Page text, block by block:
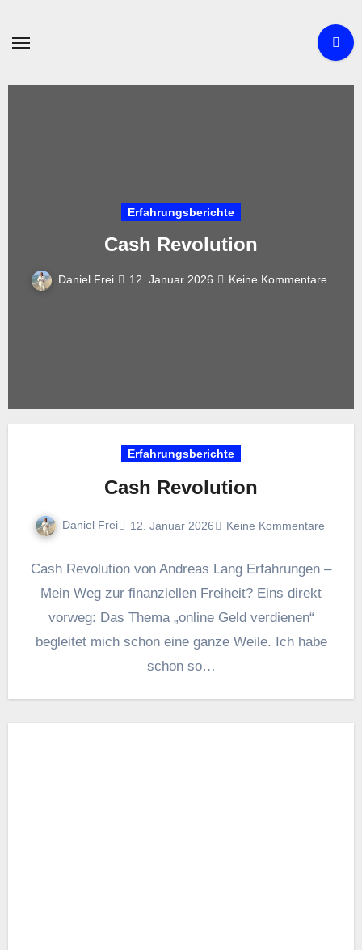
Erfahrungsberichte
Cash Revolution
Daniel Frei 12. Januar 2026 Keine Kommentare
Erfahrungsberichte
Cash Revolution
Daniel Frei 12. Januar 2026 Keine Kommentare
Cash Revolution von Andreas Lang Erfahrungen –
Mein Weg zur finanziellen Freiheit? Eins direkt
vorweg: Das Thema „online Geld verdienen“
begleitet mich schon eine ganze Weile. Ich habe
schon so…